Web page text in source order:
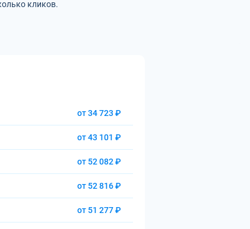
кликов.
от 34 723 ₽
от 43 101 ₽
от 52 082 ₽
от 52 816 ₽
от 51 277 ₽